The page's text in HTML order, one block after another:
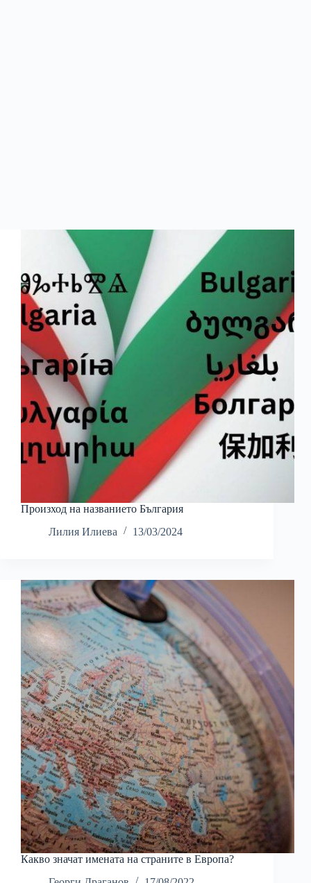
Произход на названието България
Лилия Илиева
13/03/2024
Какво значат имената на страните в Европа?